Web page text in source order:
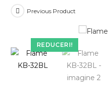
REDUCERI!
Previous Product